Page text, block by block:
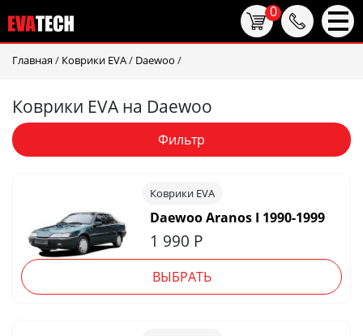
Главная / Коврики EVA/ Daewoo /
Коврики EVA на Daewoo
Фильтр
Коврики EVA
Daewoo Aranos I 1990-1999
1 990 Р
ВЫБРАТЬ
0